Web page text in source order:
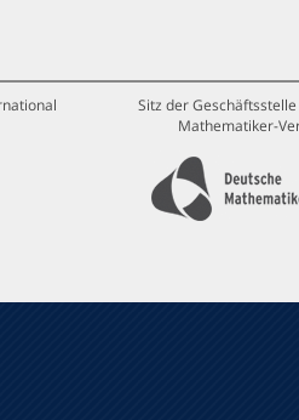
Sitz der
Mathematiker-